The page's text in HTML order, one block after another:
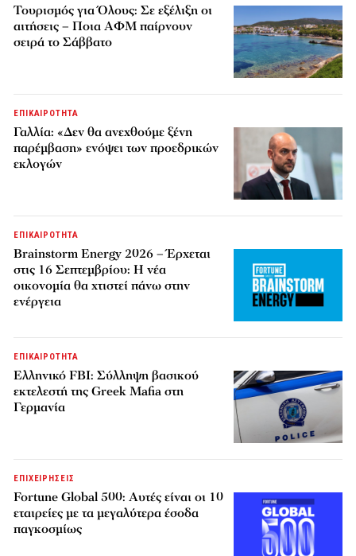
Τουρισμός για Όλους: Σε εξέλιξη οι
αιτήσεις – Ποια ΑΦΜ παίρνουν
σειρά το Σάββατο
ΕΠΙΚΑΙΡΟΤΗΤΑ
Γαλλία: «Δεν θα ανεχθούμε ξένη
παρέμβαση» ενόψει των προεδρικών
εκλογών
ΕΠΙΚΑΙΡΟΤΗΤΑ
Brainstorm Energy 2026 – Έρχεται
στις 16 Σεπτεμβρίου: Η νέα
οικονομία θα χτιστεί πάνω στην
ενέργεια
ΕΠΙΚΑΙΡΟΤΗΤΑ
Ελληνικό FBI: Σύλληψη βασικού
εκτελεστή της Greek Mafia στη
Γερμανία
ΕΠΙΧΕΙΡΗΣΕΙΣ
Fortune Global 500: Αυτές είναι οι 10
εταιρείες με τα μεγαλύτερα έσοδα
παγκοσμίως